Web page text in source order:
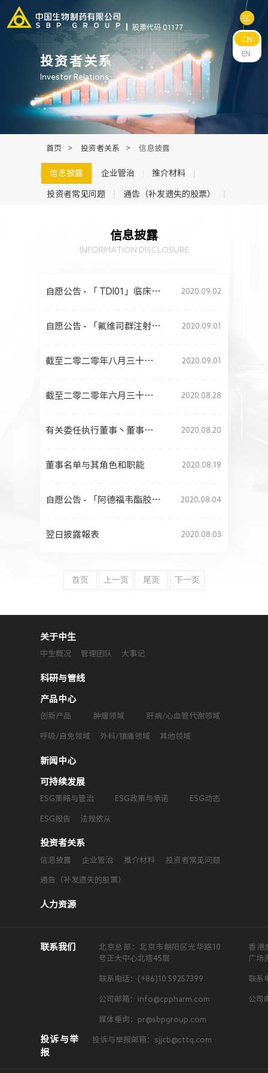
股票代码 01177
关于中生
科研与管线
可持续发展
CN
EN
投资者关系
Investor Relations
首页 > 投资者关系 > 信息披露
信息披露 企业管治 推介材料
投资者常见问题 通告（补发遗失的股票）
信息披露
INFORMATION DISCLOSURE
自愿公告 - 「 TDI01」临床试验申请获CDE受理 2020.09.02
自愿公告 - 「氟维司群注射液」获药品注册证书 2020.09.01
截至二零二零年八月三十一日止月份的股份发行人的证券变动月报表 2020.09.01
截至二零二零年六月三十日止六个月之中期业绩公告 2020.08.28
有关委任执行董事丶董事调任 及首席执行长变更之 补充公告 2020.08.20
董事名单与其角色和职能 2020.08.19
自愿公告 - 「阿德福韦酯胶囊」获通过一致性评价 2020.08.04
翌日披露報表 2020.08.03
首页 上一页 尾页 下一页
关于中生
中生概况 管理团队 大事记
科研与管线
产品中心
创新产品 肿瘤领域 肝病/心血管代谢领域
呼吸/自免领域 外科/镇痛领域 其他领域
新闻中心
可持续发展
ESG策略与管治 ESG政策与承诺 ESG动态
ESG报告 法规依从
投资者关系
信息披露 企业管治 推介材料 投资者常见问题
通告（补发遗失的股票）
人力资源
联系我们
北京总部：北京市朝阳区光华路10
号正大中心北塔45层
联系电话：(+86)10 59257399
公司邮箱：info@cppharm.com
媒体垂询：pr@sbpgroup.com
香港
广场
联系
公司
投诉与举
报
投诉与举报邮箱：sjjcb@cttq.com